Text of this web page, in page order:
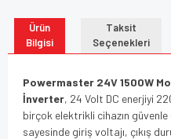
Ürün
Bilgisi
Taksit
Seçenekleri
Powermaster 24V 1500W
İnverter, 24 Volt DC enerjiyi
birçok elektrikli cihazın güvenle
sayesinde giriş voltajı, çıkış